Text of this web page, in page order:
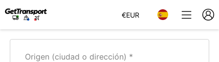
€EUR
Origen (ciudad o dirección)